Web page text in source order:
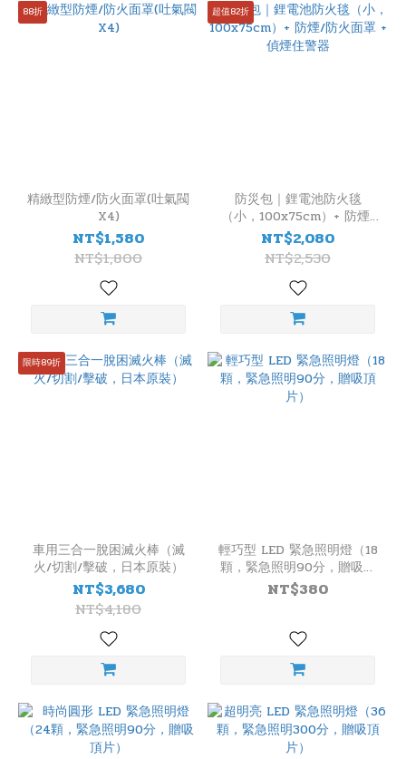
88折
精緻型防煙/防火面罩(吐氣閥
X4)
NT$1,580
NT$1,800
超值82折
防災包｜鋰電池防火毯
（小，100x75cm）+ 防煙/
防火面罩 + 偵煙住警器
NT$2,080
NT$2,530
限時89折
車用三合一脫困滅火棒（滅
火/切割/擊破，日本原裝）
NT$3,680
NT$4,180
輕巧型 LED 緊急照明燈（18
顆，緊急照明90分，贈吸頂
片）
NT$380